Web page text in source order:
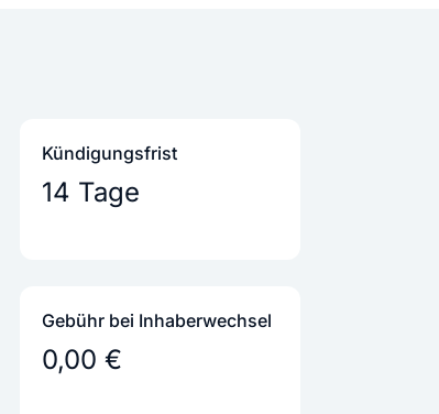
Kündigungs­frist
14 Tage
Gebühr bei Inhaber­wechsel
0,00 €